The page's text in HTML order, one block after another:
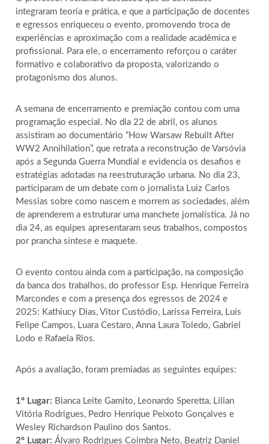
integraram teoria e prática, e que a participação de docentes
e egressos enriqueceu o evento, promovendo troca de
experiências e aproximação com a realidade acadêmica e
profissional. Para ele, o encerramento reforçou o caráter
formativo e colaborativo da proposta, valorizando o
protagonismo dos alunos.
A semana de encerramento e premiação contou com uma
programação especial. No dia 22 de abril, os alunos
assistiram ao documentário “How Warsaw Rebuilt After
WW2 Annihilation”, que retrata a reconstrução de Varsóvia
após a Segunda Guerra Mundial e evidencia os desafios e
estratégias adotadas na reestruturação urbana. No dia 23,
participaram de um debate com o jornalista Luiz Carlos
Messias sobre como nascem e morrem as sociedades, além
de aprenderem a estruturar uma manchete jornalística. Já no
dia 24, as equipes apresentaram seus trabalhos, compostos
por prancha síntese e maquete.
O evento contou ainda com a participação, na composição
da banca dos trabalhos, do professor Esp. Henrique Ferreira
Marcondes e com a presença dos egressos de 2024 e
2025: Kathiucy Dias, Vitor Custódio, Larissa Ferreira, Luís
Felipe Campos, Luara Cestaro, Anna Laura Toledo, Gabriel
Lodo e Rafaela Rios.
Após a avaliação, foram premiadas as seguintes equipes:
1º Lugar: Bianca Leite Gamito, Leonardo Speretta, Lilian
Vitória Rodrigues, Pedro Henrique Peixoto Gonçalves e
Wesley Richardson Paulino dos Santos.
2º Lugar: Álvaro Rodrigues Coimbra Neto, Beatriz Daniel